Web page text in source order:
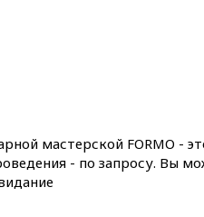
мастерской FORMO -
- по запросу. Вы